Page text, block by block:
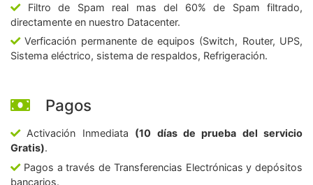
Filtro de Spam real mas del 60% de Spam filtrado,
directamente en nuestro Datacenter.
Verficación permanente de equipos (Switch, Router, UPS,
Sistema eléctrico, sistema de respaldos, Refrigeración.
Pagos
Activación Inmediata (10 días de prueba del servicio
Gratis).
Pagos a través de Transferencias Electrónicas y depósitos
bancarios.